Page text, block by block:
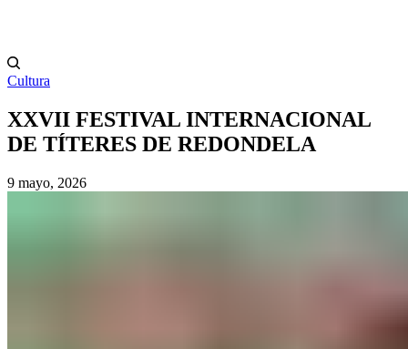
Cultura
XXVII FESTIVAL INTERNACIONAL
DE TÍTERES DE REDONDELA
9 mayo, 2026